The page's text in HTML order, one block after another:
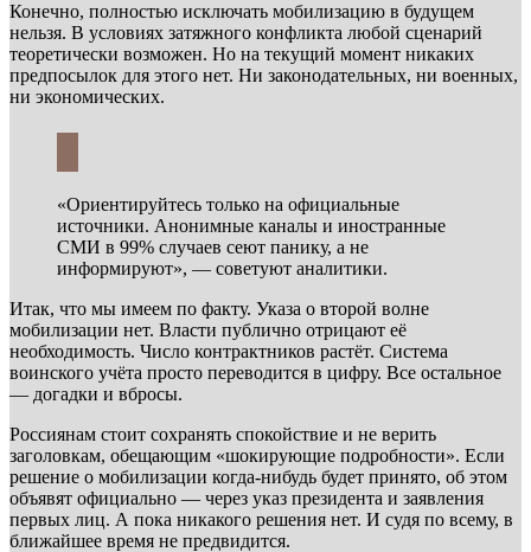
Конечно, полностью исключать мобилизацию в будущем
нельзя. В условиях затяжного конфликта любой сценарий
теоретически возможен. Но на текущий момент никаких
предпосылок для этого нет. Ни законодательных, ни военных,
ни экономических.
«Ориентируйтесь только на официальные
источники. Анонимные каналы и иностранные
СМИ в 99% случаев сеют панику, а не
информируют», — советуют аналитики.
Итак, что мы имеем по факту. Указа о второй волне
мобилизации нет. Власти публично отрицают её
необходимость. Число контрактников растёт. Система
воинского учёта просто переводится в цифру. Все остальное
— догадки и вбросы.
Россиянам стоит сохранять спокойствие и не верить
заголовкам, обещающим «шокирующие подробности». Если
решение о мобилизации когда-нибудь будет принято, об этом
объявят официально — через указ президента и заявления
первых лиц. А пока никакого решения нет. И судя по всему, в
ближайшее время не предвидится.